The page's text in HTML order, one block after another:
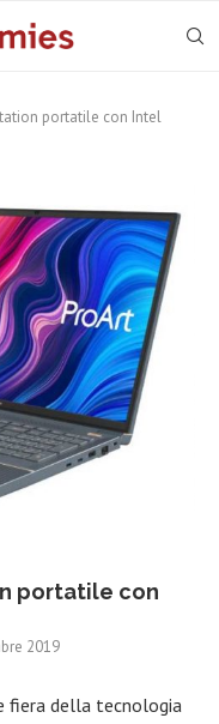
portatile con Intel
portatile con
2019
fiera della tecnologia